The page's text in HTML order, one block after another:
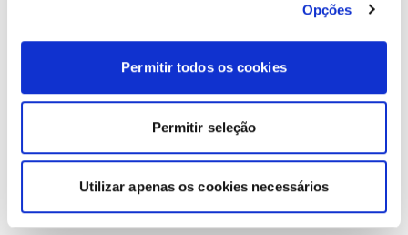
Opções
Permitir todos os cookies
Permitir seleção
Utilizar apenas os cookies necessários